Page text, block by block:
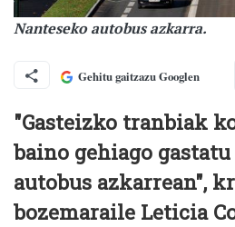
Nanteseko autobus azkarra.
Gehitu gaitzazu Googlen
"Gasteizko tranbiak
baino gehiago
autobus azkarrean",
bozemaraile Leticia